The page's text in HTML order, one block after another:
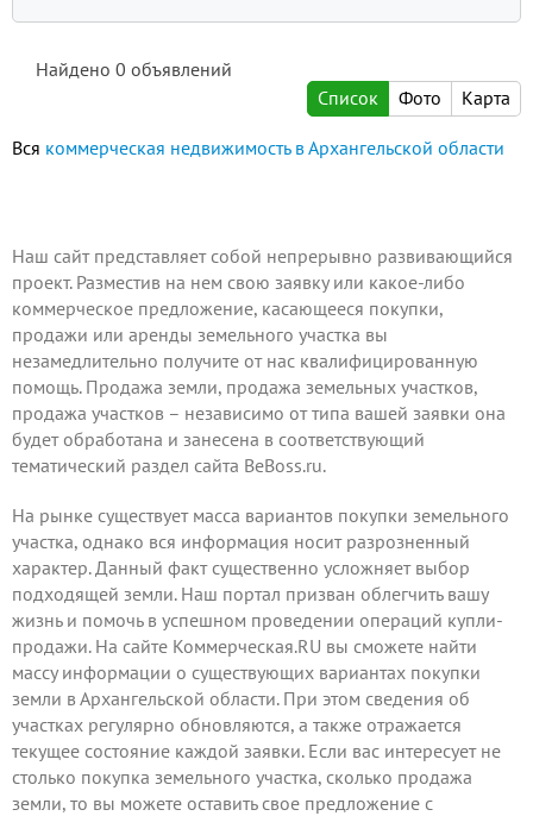
Найдено 0 объявлений
Список
Фото Карта
Вся коммерческая недвижимость в Архангельской области
Наш сайт представляет собой непрерывно развивающийся
проект. Разместив на нем свою заявку или какое-либо
коммерческое предложение, касающееся покупки,
продажи или аренды земельного участка вы
незамедлительно получите от нас квалифицированную
помощь. Продажа земли, продажа земельных участков,
продажа участков – независимо от типа вашей заявки она
будет обработана и занесена в соответствующий
тематический раздел сайта BeBoss.ru.
На рынке существует масса вариантов покупки земельного
участка, однако вся информация носит разрозненный
характер. Данный факт существенно усложняет выбор
подходящей земли. Наш портал призван облегчить вашу
жизнь и помочь в успешном проведении операций купли-
продажи. На сайте Коммерческая.RU вы сможете найти
массу информации о существующих вариантах покупки
земли в Архангельской области. При этом сведения об
участках регулярно обновляются, а также отражается
текущее состояние каждой заявки. Если вас интересует не
столько покупка земельного участка, сколько продажа
земли, то вы можете оставить свое предложение с